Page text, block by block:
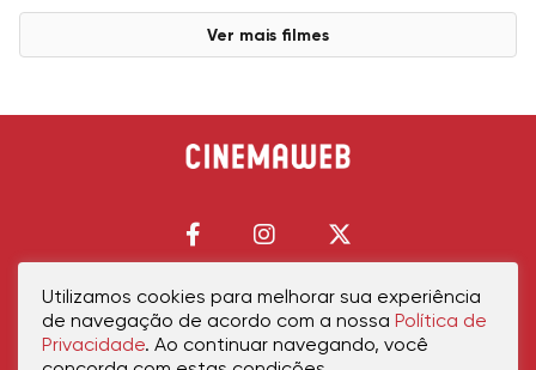
Ver mais filmes
Início Política de PrivacidadePolítica de CookiesContatoSobre Nós
Utilizamos cookies para melhorar sua experiência
de navegação de acordo com a nossa Política de
Privacidade. Ao continuar navegando, você